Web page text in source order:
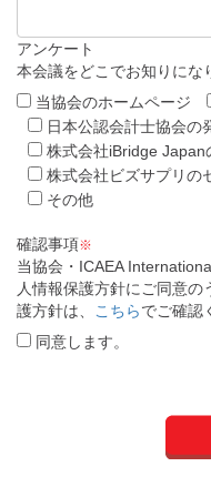
アンケート
本会議をどこでお知りにな
当協会のホームページ
日本公認会計士協会の
株式会社iBridge Japan
株式会社ビズサプリの
その他
確認事項※
当協会・ICAEA
人情報保護方針にご同意
護方針は、 こちらでご確認
同意します。